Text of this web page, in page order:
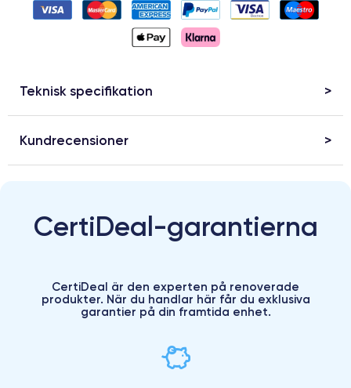
Teknisk specifikation
Kundrecensioner
CertiDeal-garantierna
CertiDeal är den experten på renoverade
produkter. När du handlar här får du exklusiva
garantier på din framtida enhet.